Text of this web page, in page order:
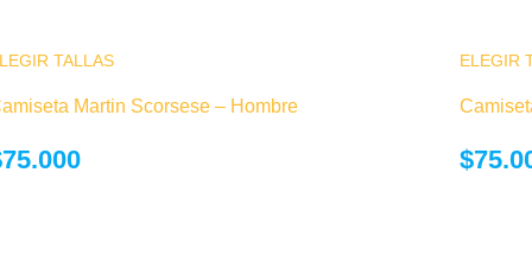
TALLASEste producto tiene múltiples variantes. Las
producto
Martin Scorsese – Hombre
75.000
ELEGIR
$